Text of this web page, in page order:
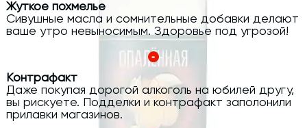
Жуткое похмелье
Сивушные масла и сомнительные добавки делают
ваше утро невыносимым. Здоровье под угрозой!
Контрафакт
Даже покупая дорогой алкоголь на юбилей другу,
вы рискуете. Подделки и контрафакт заполонили
прилавки магазинов.